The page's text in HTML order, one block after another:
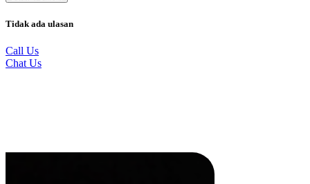
Tidak ada ulasan
Call Us
Chat Us